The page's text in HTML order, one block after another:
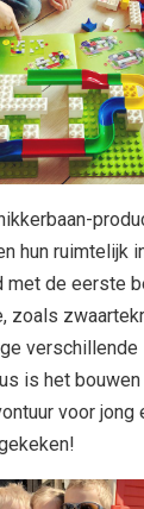
hun ruimtelijk
met de eerste
zoals
verschillende
is het bouwen
voor jong